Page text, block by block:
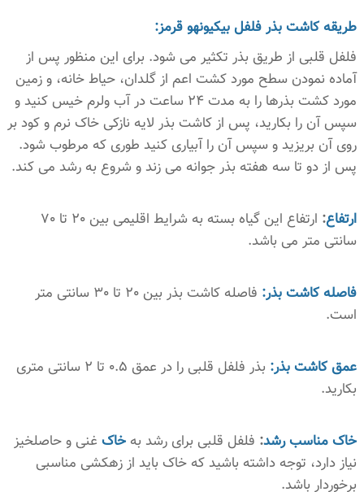
طریقه کاشت بذر فلفل بیکیونهو قرمز:
فلفل قلبی از طریق بذر تکثیر می شود. برای این منظور پس از
آماده نمودن سطح مورد کشت اعم از گلدان، حیاط خانه، و زمین
مورد کشت بذرها را به مدت 24 ساعت در آب ولرم خیس کنید و
سپس آن را بکارید، پس از کاشت بذر لایه نازکی خاک نرم و کود بر
روی آن بریزید و سپس آن را آبیاری کنید طوری که مرطوب شود.
پس از دو تا سه هفته بذر جوانه می زند و شروع به رشد می کند.
ارتفاع:
ارتفاع این گیاه بسته به شرایط اقلیمی بین 20 تا 70
سانتی متر می باشد.
فاصله کاشت بذر:
فاصله کاشت بذر بین 20 تا 30 سانتی متر
است.
عمق کاشت بذر:
بذر فلفل قلبی را در عمق 0.5 تا 2 سانتی متری
بکارید.
خاک مناسب رشد: فلفل قلبی برای رشد به خاک غنی و حاصلخیز
نیاز دارد، توجه داشته باشید که خاک باید از زهکشی مناسبی
برخوردار باشد.